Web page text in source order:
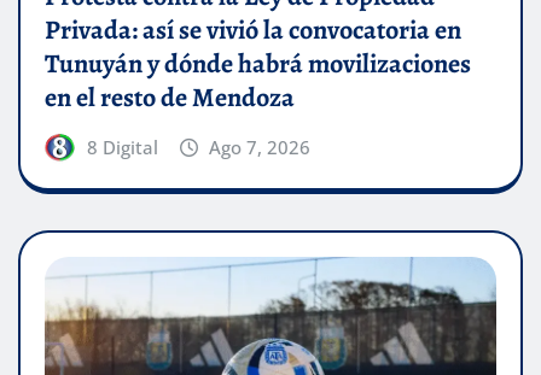
Privada: así se vivió la convocatoria en
Tunuyán y dónde habrá movilizaciones
en el resto de Mendoza
8 Digital Ago 7, 2026